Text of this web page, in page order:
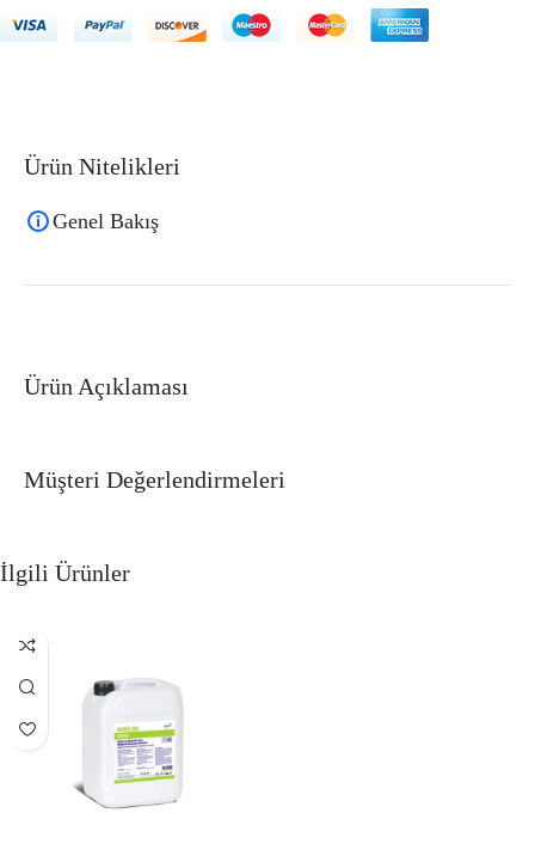
Ürün Açıklaması
Ürün Nitelikleri
Genel Bakış
Müşteri Değerlendirmeleri
İlgili Ürünler